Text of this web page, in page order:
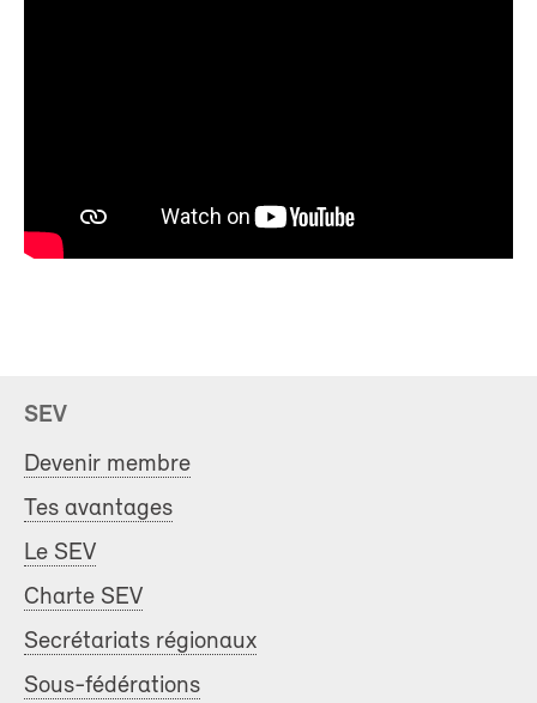
SEV
Devenir membre
Tes avantages
Le SEV
Charte SEV
Secrétariats régionaux
Sous-fédérations